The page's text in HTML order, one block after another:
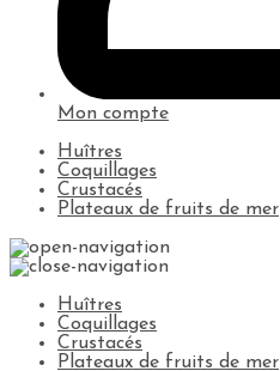
Mon compte
Huîtres
Coquillages
Crustacés
Plateaux de fruits de mer
Huîtres
Coquillages
Crustacés
Plateaux de fruits de mer